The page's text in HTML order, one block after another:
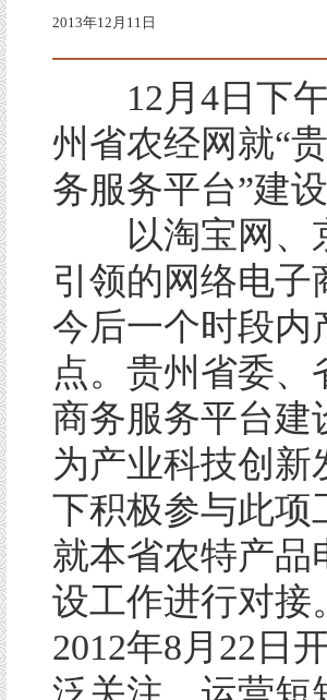
2013年12月11日
12月4日下午
州省农经网就“
务服务平台”建
以淘宝网、
引领的网络电子
今后一个时段内
点。贵州省委
商务服务平台建
为产业科技创新
下积极参与此项
就本省农特产品
设工作进行对接
2012年8月22日